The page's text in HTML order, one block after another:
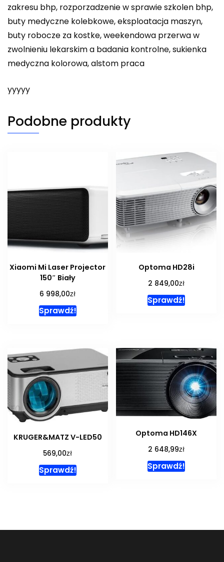
zakresu bhp, rozporzadzenie w sprawie szkolen bhp,
buty medyczne kolebkowe, eksploatacja maszyn,
buty robocze za kostke, weekendowa przerwa w
zwolnieniu lekarskim a badania kontrolne, sukienka
medyczna kolorowa, alstom praca
yyyyy
Podobne produkty
Xiaomi Mi Laser Projector
150″ Biały
6 998,00zł
Sprawdź!
Optoma HD28i
2 849,00zł
Sprawdź!
KRUGER&MATZ V-LED50
569,00zł
Sprawdź!
Optoma HD146X
2 648,99zł
Sprawdź!